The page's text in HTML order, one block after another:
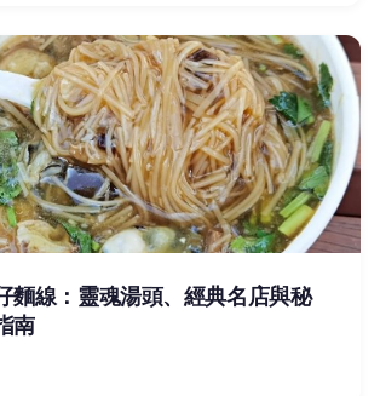
麵線：靈魂湯頭、經典名店與秘
南